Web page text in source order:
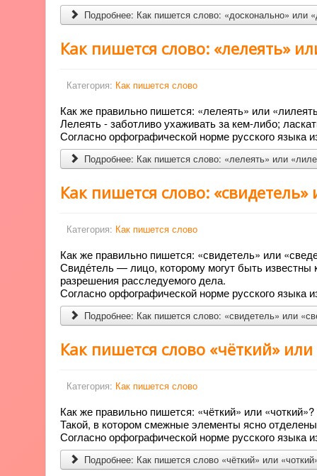
Подробнее: Как пишется слово: «досконально» или
Как пишется слово: «лелеять»
Категория: Как пишется слово
Как же правильно пишется: «лелеять» или
Лелеять - заботливо ухаживать за кем-либо;
Согласно орфографической норме русского языка
Подробнее: Как пишется слово: «лелеять» или
Как пишется слово: «свидетель»
Категория: Как пишется слово
Как же правильно пишется: «свидетель» или
Свиде́тель — лицо, которому могут быть известны
разрешения расследуемого дела.
Согласно орфографической норме русского языка
Подробнее: Как пишется слово: «свидетель» или
Как пишется слово «чёткий» или
Категория: Как пишется слово
Как же правильно пишется: «чёткий» или «чоткий»?
Такой, в котором смежные элементы ясно
Согласно орфографической норме русского языка
Подробнее: Как пишется слово «чёткий» или